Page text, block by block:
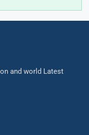
and world Latest